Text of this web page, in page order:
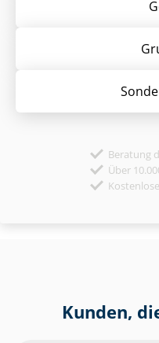
Beratung
Über
Kunden,